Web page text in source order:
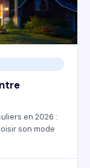
en 2026 :
son mode